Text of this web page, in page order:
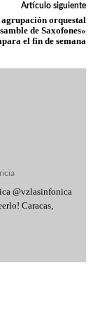
Artículo siguiente
orquestal
de Saxofones»
el fin de semana
@vzlasinfonica
Caracas,